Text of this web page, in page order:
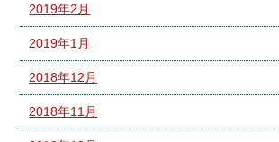
2019年2月
2019年1月
2018年12月
2018年11月